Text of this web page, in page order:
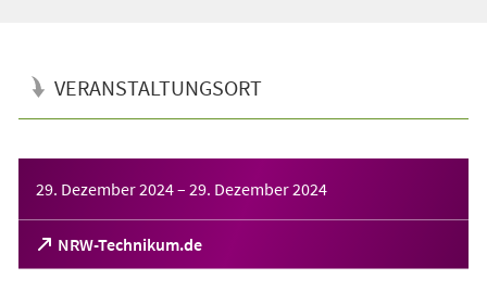
VERANSTALTUNGSORT
29. Dezember 2024– 29. Dezember 2024
NRW-Technikum.de
(Öffnet
in